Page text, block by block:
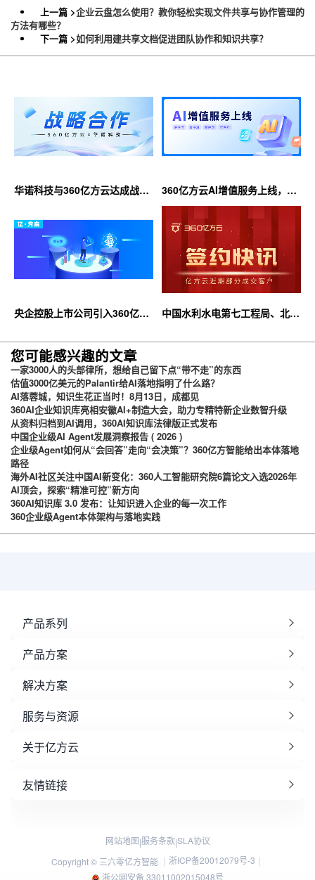
上一篇 >企业云盘怎么使用？教你轻松实现文件共享与协作管理的
方法有哪些？
下一篇 >如何利用建共享文档促进团队协作和知识共享？
华诺科技与360亿方云达成战略
360亿方云AI增值服务上线，超
大限时优惠等你来！
央企控股上市公司引入360亿方
台
中国水利水电第七工程局、北京
您可能感兴趣的文章
一家3000人的头部律所，想给自己留下点“带不走”的东西
估值3000亿美元的Palantir给AI落地指明了什么路？
AI落蓉城，知识生花正当时！8月13日，成都见
360AI企业知识库亮相安徽AI+制造大会，助力专精特新企业数智升级
从资料归档到AI调用，360AI知识库法律版正式发布
中国企业级AI Agent发展洞察报告 ( 2026 )
企业级Agent如何从“会回答”走向“会决策”？360亿方智能给出本体落地
路径
海外AI社区关注中国AI新变化：360人工智能研究院6篇论文入选2026年
AI顶会，探索“精准可控”新方向
360AI知识库 3.0 发布：让知识进入企业的每一次工作
360企业级Agent本体架构与落地实践
产品系列
产品方案
解决方案
服务与资源
关于亿方云
友情链接
网站地图|服务条款|SLA协议
Copyright © 三六零亿方智能 ｜ 浙ICP备20012079号-3 ｜
浙公网安备 33011002015048号